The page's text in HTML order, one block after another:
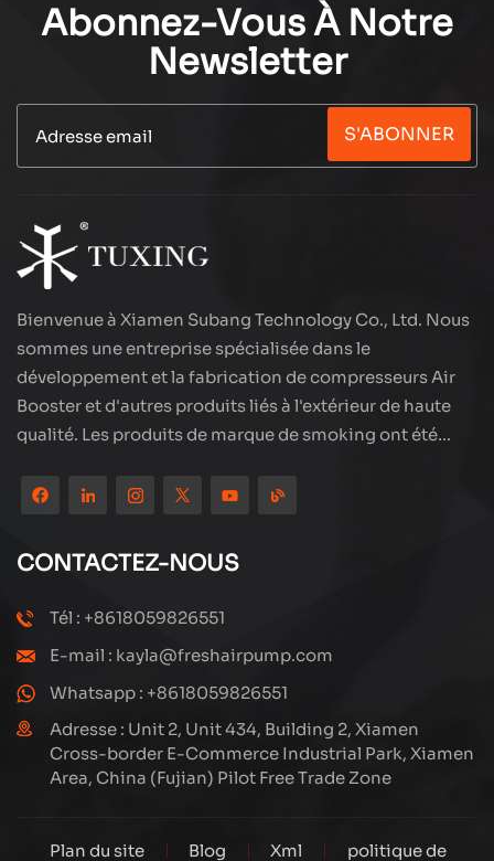
Abonnez-Vous À Notre
Newsletter
S'ABONNER
Bienvenue à Xiamen Subang Technology Co., Ltd. Nous
sommes une entreprise spécialisée dans le
développement et la fabrication de compresseurs Air
Booster et d'autres produits liés à l'extérieur de haute
qualité. Les produits de marque de smoking ont été
située dans les beaux paysages de la ville côtière -
Xiamen, nos produits sont exportés vers plus de 80 pays
et régions, avec une excellente qualité a remporté une
large réputation internationale. La technologie Subang
a une équipe de vente professionnelle et un système de
étudions toujours comment mettre à niveau en continu
nos produits grâce à l'innovation pour répondre aux
besoins croissants des clients. Le principal se
concentre sur la production et la fabrication de
compresseurs à haute pression, sa conception
CONTACTEZ-NOUS
Tél : +8618059826551
E-mail : kayla@freshairpump.com
Whatsapp : +8618059826551
Adresse : Unit 2, Unit 434, Building 2, Xiamen
Cross-border E-Commerce Industrial Park, Xiamen
Area, China (Fujian) Pilot Free Trade Zone
Plan du site Blog Xml politique de